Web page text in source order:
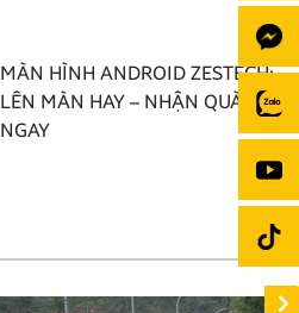
MÀN HÌNH ANDROID ZESTECH:
LÊN MÀN HAY – NHẬN QUÀ
NGAY